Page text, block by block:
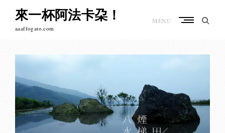
content來一杯阿法卡朶！
aaaffogato.com
MENU